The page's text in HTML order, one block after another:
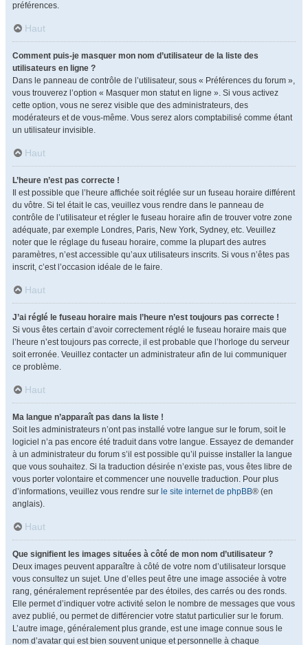
préférences.
Haut
Comment puis-je masquer mon nom d’utilisateur de la liste des
utilisateurs en ligne ?
Dans le panneau de contrôle de l’utilisateur, sous « Préférences du forum »,
vous trouverez l’option « Masquer mon statut en ligne ». Si vous activez
cette option, vous ne serez visible que des administrateurs, des
modérateurs et de vous-même. Vous serez alors comptabilisé comme étant
un utilisateur invisible.
Haut
L’heure n’est pas correcte !
Il est possible que l’heure affichée soit réglée sur un fuseau horaire différent
du vôtre. Si tel était le cas, veuillez vous rendre dans le panneau de
contrôle de l’utilisateur et régler le fuseau horaire afin de trouver votre zone
adéquate, par exemple Londres, Paris, New York, Sydney, etc. Veuillez
noter que le réglage du fuseau horaire, comme la plupart des autres
paramètres, n’est accessible qu’aux utilisateurs inscrits. Si vous n’êtes pas
inscrit, c’est l’occasion idéale de le faire.
Haut
J’ai réglé le fuseau horaire mais l’heure n’est toujours pas correcte !
Si vous êtes certain d’avoir correctement réglé le fuseau horaire mais que
l’heure n’est toujours pas correcte, il est probable que l’horloge du serveur
soit erronée. Veuillez contacter un administrateur afin de lui communiquer
ce problème.
Haut
Ma langue n’apparaît pas dans la liste !
Soit les administrateurs n’ont pas installé votre langue sur le forum, soit le
logiciel n’a pas encore été traduit dans votre langue. Essayez de demander
à un administrateur du forum s’il est possible qu’il puisse installer la langue
que vous souhaitez. Si la traduction désirée n’existe pas, vous êtes libre de
vous porter volontaire et commencer une nouvelle traduction. Pour plus
d’informations, veuillez vous rendre sur le site internet de phpBB® (en
anglais).
Haut
Que signifient les images situées à côté de mon nom d’utilisateur ?
Deux images peuvent apparaître à côté de votre nom d’utilisateur lorsque
vous consultez un sujet. Une d’elles peut être une image associée à votre
rang, généralement représentée par des étoiles, des carrés ou des ronds.
Elle permet d’indiquer votre activité selon le nombre de messages que vous
avez publié, ou permet de différencier votre statut particulier sur le forum.
L’autre image, généralement plus grande, est une image connue sous le
nom d’avatar qui est bien souvent unique et personnelle à chaque